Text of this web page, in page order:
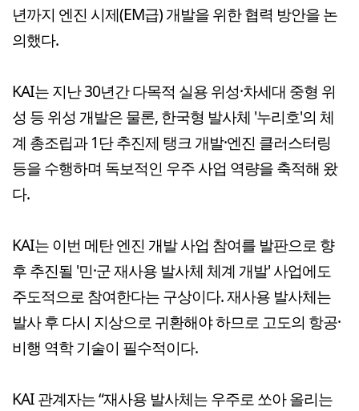
년까지 엔진 시제(EM급) 개발을 위한 협력 방안을 논
의했다.
KAI는 지난 30년간 다목적 실용 위성·차세대 중형 위
성 등 위성 개발은 물론, 한국형 발사체 '누리호'의 체
계 총조립과 1단 추진제 탱크 개발·엔진 클러스터링
등을 수행하며 독보적인 우주 사업 역량을 축적해 왔
다.
KAI는 이번 메탄 엔진 개발 사업 참여를 발판으로 향
후 추진될 '민·군 재사용 발사체 체계 개발' 사업에도
주도적으로 참여한다는 구상이다. 재사용 발사체는
발사 후 다시 지상으로 귀환해야 하므로 고도의 항공·
비행 역학 기술이 필수적이다.
KAI 관계자는 “재사용 발사체는 우주로 쏘아 올리는